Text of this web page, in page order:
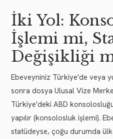
İki Yol:
İşlemi mi,
Değişikliği
Ebeveyniniz Türkiye'de veya
sonra dosya Ulusal Vize
Türkiye'deki ABD
yapılır (konsolosluk işlemi).
statüdeyse, çoğu durumda